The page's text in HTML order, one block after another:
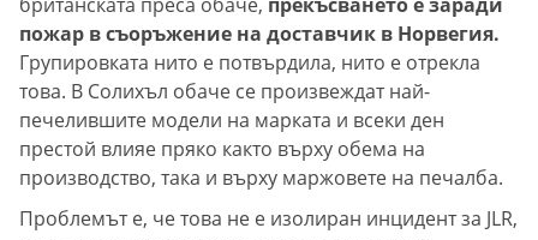
пожар в съоръжение на доставчик в Норвегия.
Групировката нито е потвърдила, нито е отрекла
това. В Солихъл обаче се произвеждат най-
печелившите модели на марката и всеки ден
престой влияе пряко както върху обема на
производство, така и върху маржовете на печалба.
Проблемът е, че това не е изолиран инцидент за JLR,